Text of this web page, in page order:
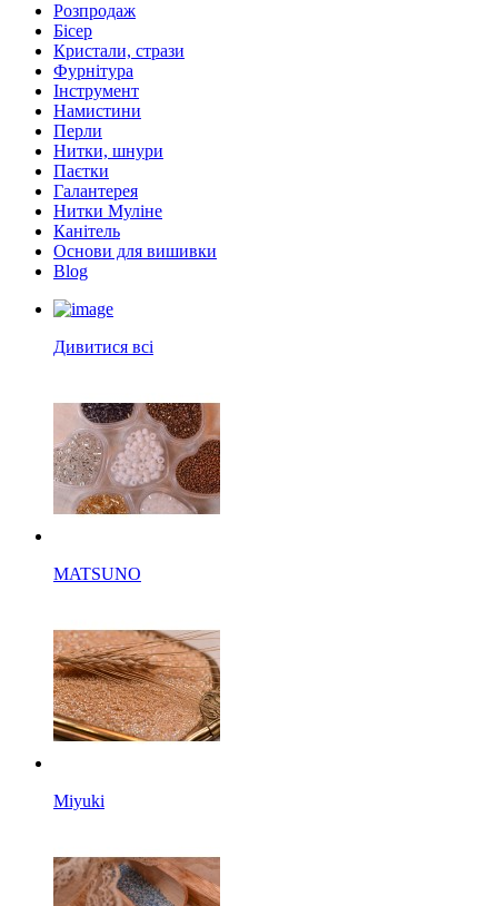
Розпродаж
Бісер
Кристали, стрази
Фурнітура
Інструмент
Намистини
Перли
Нитки, шнури
Паєтки
Галантерея
Нитки Муліне
Канітель
Основи для вишивки
Blog
Дивитися всі
MATSUNO
Miyuki